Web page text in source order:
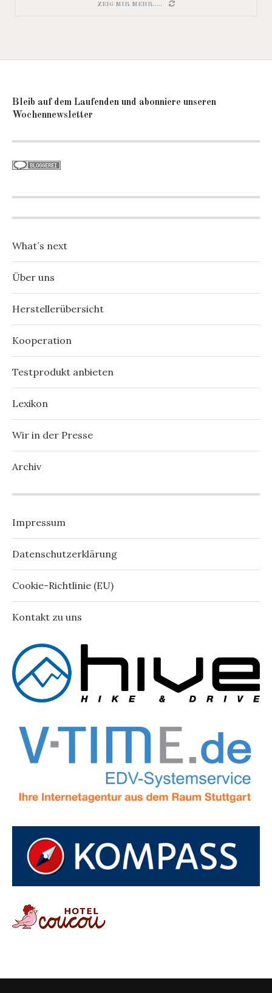
ZEIG MIR MEHR.....
Bleib auf dem Laufenden und abonniere unseren
Wochennewsletter
What´s next
Über uns
Herstellerübersicht
Kooperation
Testprodukt anbieten
Lexikon
Wir in der Presse
Archiv
Impressum
Datenschutzerklärung
Cookie-Richtlinie (EU)
Kontakt zu uns